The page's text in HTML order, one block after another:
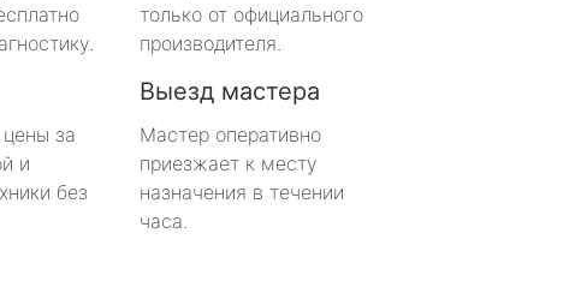
только от официального
производителя.
за
и
без
Выезд мастера
Мастер оперативно
приезжает к месту
назначения в течении
часа.